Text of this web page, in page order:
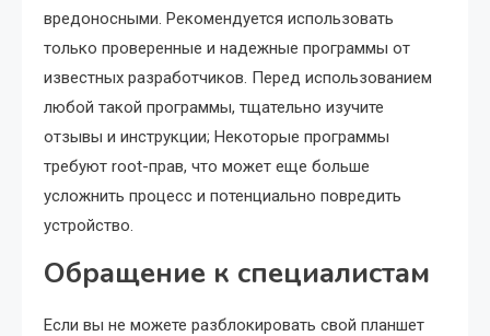
вредоносными. Рекомендуется использовать
только проверенные и надежные программы от
известных разработчиков. Перед использованием
любой такой программы, тщательно изучите
отзывы и инструкции; Некоторые программы
требуют root-прав, что может еще больше
усложнить процесс и потенциально повредить
устройство.
Обращение к специалистам
Если вы не можете разблокировать свой планшет